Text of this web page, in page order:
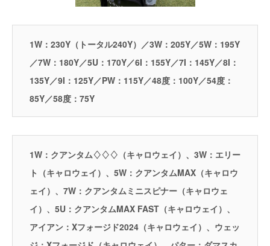
1W：230Y（トータル240Y）／3W：205Y／5W：195Y
／7W：180Y／5U：170Y／6I：155Y／7I：145Y／8I：
135Y／9I：125Y／PW：115Y／48度：100Y／54度：
85Y／58度：75Y
1W：クアンタム♢♢♢（キャロウェイ）、3W：エリー
ト（キャロウェイ）、5W：クアンタムMAX（キャロウ
ェイ）、7W：クアンタムミニスピナー（キャロウェ
イ）、5U：クアンタムMAX FAST（キャロウェイ）、
アイアン：Xフォージド2024（キャロウェイ）、ウェッ